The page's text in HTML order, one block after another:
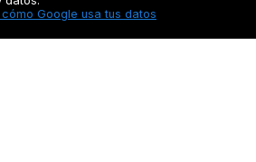
Google usa tus datos